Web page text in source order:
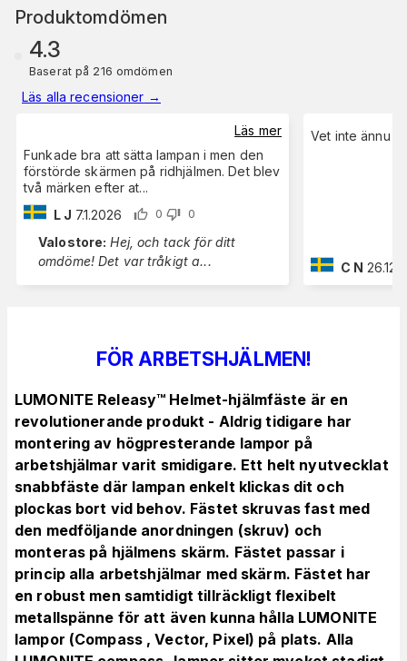
Produktomdömen
4.3
Baserat på 216 omdömen
Läs alla recensioner →
Läs mer
Funkade bra att sätta lampan i men den
förstörde skärmen på ridhjälmen. Det blev
två märken efter at...
L J 7.1.2026 0 0
Valostore: Hej, och tack för ditt
omdöme! Det var tråkigt a...
Vet inte ännu
C N
FÖR ARBETSHJÄLMEN!
LUMONITE Releasy™ Helmet-hjälmfäste är en
revolutionerande produkt - Aldrig tidigare har
montering av högpresterande lampor på
arbetshjälmar varit smidigare. Ett helt nyutvecklat
snabbfäste där lampan enkelt klickas dit och
plockas bort vid behov. Fästet skruvas fast med
den medföljande anordningen (skruv) och
monteras på hjälmens skärm. Fästet passar i
princip alla arbetshjälmar med skärm. Fästet har
en robust men samtidigt tillräckligt flexibelt
metallspänne för att även kunna hålla LUMONITE
lampor (Compass , Vector, Pixel) på plats. Alla